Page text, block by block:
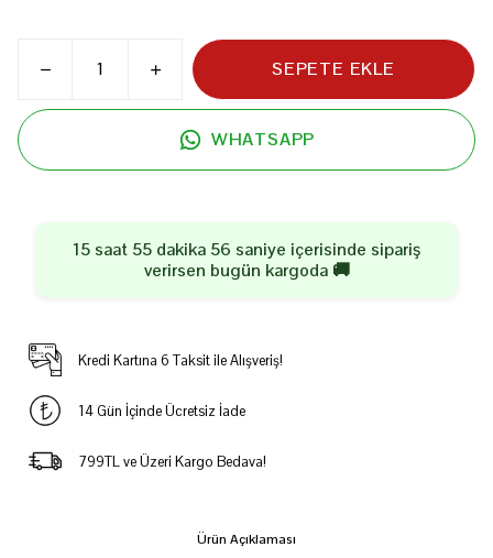
SEPETE EKLE
WHATSAPP
15 saat 55 dakika 55 saniye içerisinde sipariş
verirsen bugün kargoda 🚚
Kredi Kartına 6 Taksit ile Alışveriş!
14 Gün İçinde Ücretsiz İade
799TL ve Üzeri Kargo Bedava!
Ürün Açıklaması